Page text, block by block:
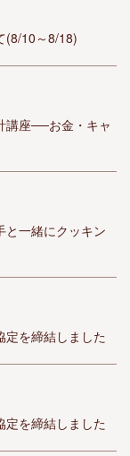
(8/10～8/18)
講座──お金・キャ
と一緒にクッキン
定を締結しました
定を締結しました